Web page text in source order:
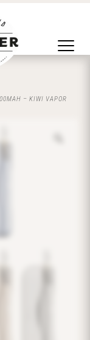
– KIWI VAPOR